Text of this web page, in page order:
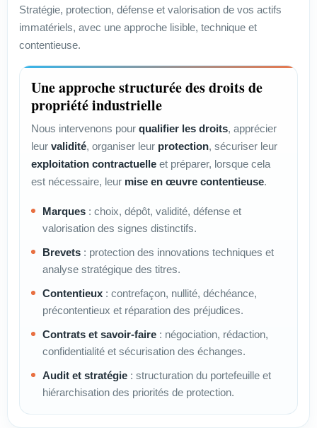
Stratégie, protection, défense et valorisation de vos actifs
immatériels, avec une approche lisible, technique et
contentieuse.
Une approche structurée des droits de
propriété industrielle
Nous intervenons pour qualifier les droits, apprécier
leur validité, organiser leur protection, sécuriser leur
exploitation contractuelle et préparer, lorsque cela
est nécessaire, leur mise en œuvre contentieuse.
Marques : choix, dépôt, validité, défense et
valorisation des signes distinctifs.
Brevets : protection des innovations techniques et
analyse stratégique des titres.
Contentieux : contrefaçon, nullité, déchéance,
précontentieux et réparation des préjudices.
Contrats et savoir-faire : négociation, rédaction,
confidentialité et sécurisation des échanges.
Audit et stratégie : structuration du portefeuille et
hiérarchisation des priorités de protection.